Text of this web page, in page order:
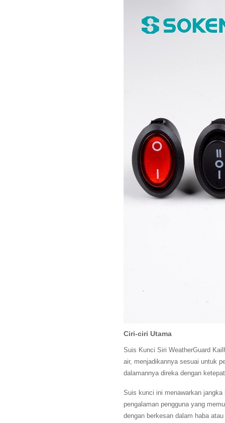
Ciri-ciri Utama
Suis Kunci Siri WeatherGuard
air, menjadikannya sesuai untuk
dalamannya direka dengan
Suis kunci ini menawarkan
pengalaman pengguna yang
dengan berkesan dalam haba